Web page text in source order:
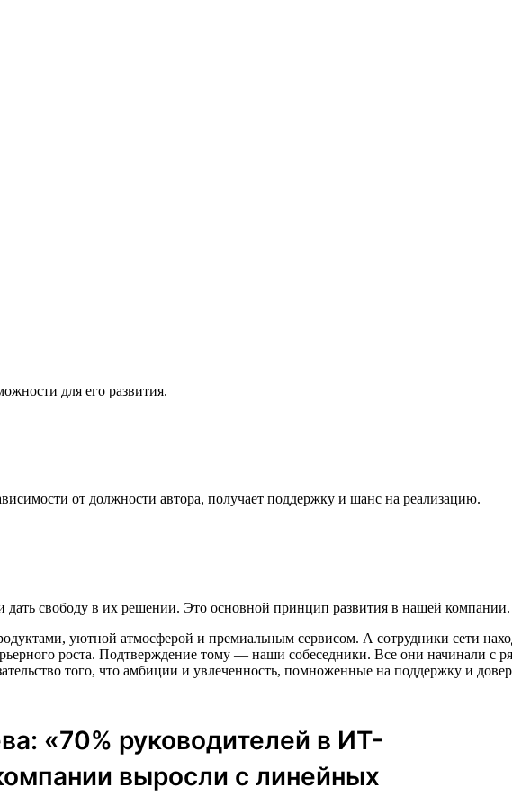
для его развития.
от должности автора, получает поддержку и шанс на реализацию.
свободу в их решении. Это основной принцип развития в нашей компании.
уютной атмосферой и премиальным сервисом. А сотрудники сети
роста. Подтверждение тому — наши собеседники. Все они начинали с
того, что амбиции и увлеченность, помноженные на поддержку и
«70% руководителей в ИТ-
выросли с линейных